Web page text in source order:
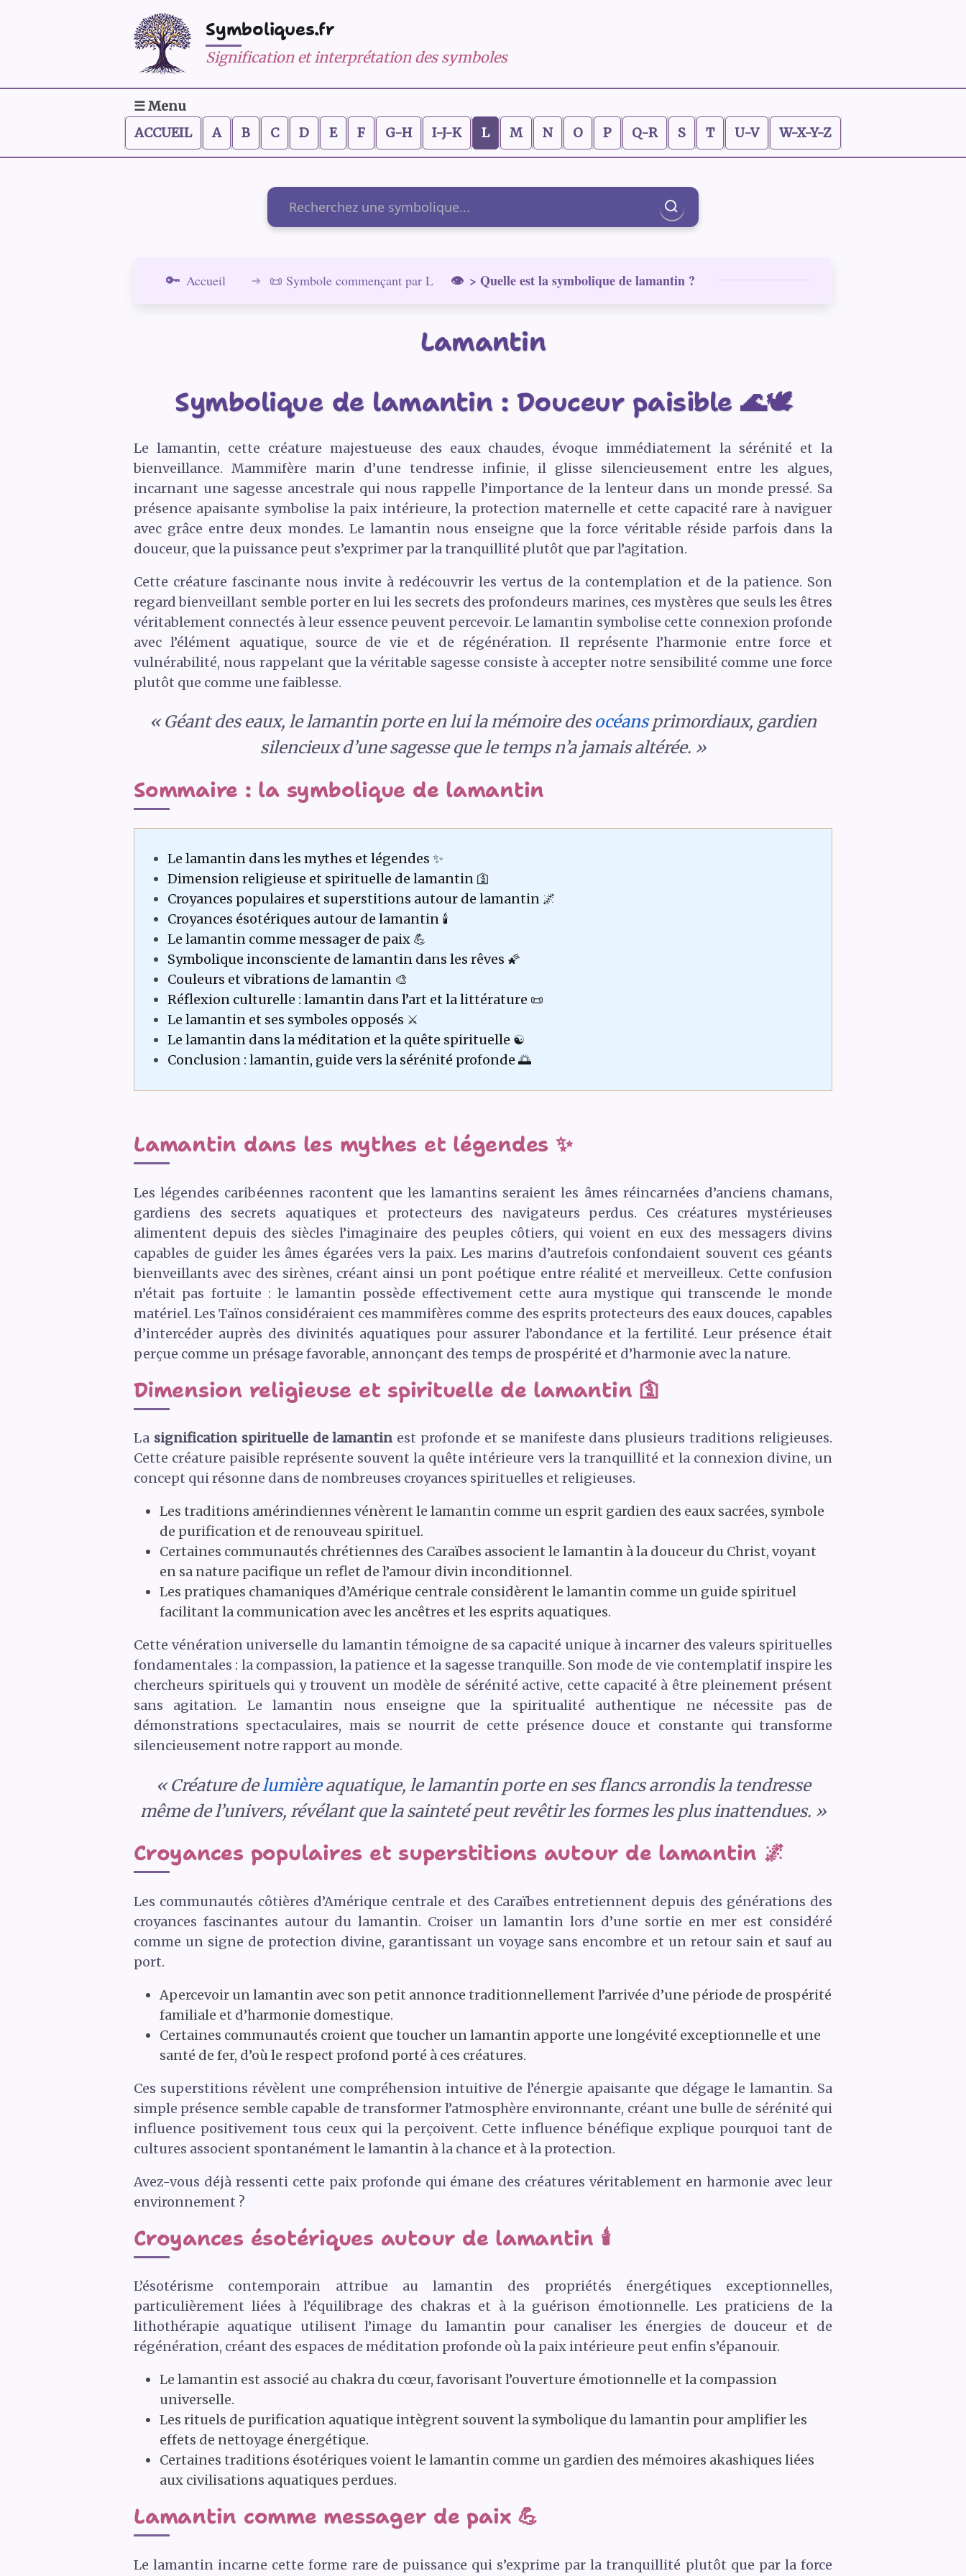
Symboliques.fr
Signification et interprétation des symboles
☰ Menu
ACCUEIL
A B C D E F G-H I-J-K L M N O P Q-R S T U-V W-X-Y-Z
Rechercher
Accueil 📜 Symbole commençant par L > Quelle est la symbolique de lamantin ?
Lamantin
Symbolique de lamantin : Douceur paisible 🌊🕊️
Le lamantin, cette créature majestueuse des eaux chaudes, évoque immédiatement la sérénité et la
bienveillance. Mammifère marin d’une tendresse infinie, il glisse silencieusement entre les algues,
incarnant une sagesse ancestrale qui nous rappelle l’importance de la lenteur dans un monde pressé. Sa
présence apaisante symbolise la paix intérieure, la protection maternelle et cette capacité rare à naviguer
avec grâce entre deux mondes. Le lamantin nous enseigne que la force véritable réside parfois dans la
douceur, que la puissance peut s’exprimer par la tranquillité plutôt que par l’agitation.
Cette créature fascinante nous invite à redécouvrir les vertus de la contemplation et de la patience. Son
regard bienveillant semble porter en lui les secrets des profondeurs marines, ces mystères que seuls les êtres
véritablement connectés à leur essence peuvent percevoir. Le lamantin symbolise cette connexion profonde
avec l’élément aquatique, source de vie et de régénération. Il représente l’harmonie entre force et
vulnérabilité, nous rappelant que la véritable sagesse consiste à accepter notre sensibilité comme une force
plutôt que comme une faiblesse.
« Géant des eaux, le lamantin porte en lui la mémoire desocéansprimordiaux, gardien
silencieux d’une sagesse que le temps n’a jamais altérée. »
Sommaire : la symbolique de lamantin
Le lamantin dans les mythes et légendes ✨
Dimension religieuse et spirituelle de lamantin 🛐
Croyances populaires et superstitions autour de lamantin 🌌
Croyances ésotériques autour de lamantin 🕯️
Le lamantin comme messager de paix 💪
Symbolique inconsciente de lamantin dans les rêves 🌠
Couleurs et vibrations de lamantin 🎨
Réflexion culturelle : lamantin dans l’art et la littérature 📜
Le lamantin et ses symboles opposés ⚔️
Le lamantin dans la méditation et la quête spirituelle ☯️
Conclusion : lamantin, guide vers la sérénité profonde 🌅
Lamantin dans les mythes et légendes ✨
Les légendes caribéennes racontent que les lamantins seraient les âmes réincarnées d’anciens chamans,
gardiens des secrets aquatiques et protecteurs des navigateurs perdus. Ces créatures mystérieuses
alimentent depuis des siècles l’imaginaire des peuples côtiers, qui voient en eux des messagers divins
capables de guider les âmes égarées vers la paix. Les marins d’autrefois confondaient souvent ces géants
bienveillants avec des sirènes, créant ainsi un pont poétique entre réalité et merveilleux. Cette confusion
n’était pas fortuite : le lamantin possède effectivement cette aura mystique qui transcende le monde
matériel. Les Taïnos considéraient ces mammifères comme des esprits protecteurs des eaux douces, capables
d’intercéder auprès des divinités aquatiques pour assurer l’abondance et la fertilité. Leur présence était
perçue comme un présage favorable, annonçant des temps de prospérité et d’harmonie avec la nature.
Dimension religieuse et spirituelle de lamantin 🛐
La signification spirituelle de lamantin est profonde et se manifeste dans plusieurs traditions religieuses.
Cette créature paisible représente souvent la quête intérieure vers la tranquillité et la connexion divine, un
concept qui résonne dans de nombreuses croyances spirituelles et religieuses.
Les traditions amérindiennes vénèrent le lamantin comme un esprit gardien des eaux sacrées, symbole
de purification et de renouveau spirituel.
Certaines communautés chrétiennes des Caraïbes associent le lamantin à la douceur du Christ, voyant
en sa nature pacifique un reflet de l’amour divin inconditionnel.
Les pratiques chamaniques d’Amérique centrale considèrent le lamantin comme un guide spirituel
facilitant la communication avec les ancêtres et les esprits aquatiques.
Cette vénération universelle du lamantin témoigne de sa capacité unique à incarner des valeurs spirituelles
fondamentales : la compassion, la patience et la sagesse tranquille. Son mode de vie contemplatif inspire les
chercheurs spirituels qui y trouvent un modèle de sérénité active, cette capacité à être pleinement présent
sans agitation. Le lamantin nous enseigne que la spiritualité authentique ne nécessite pas de
démonstrations spectaculaires, mais se nourrit de cette présence douce et constante qui transforme
silencieusement notre rapport au monde.
« Créature delumièreaquatique, le lamantin porte en ses flancs arrondis la tendresse
même de l’univers, révélant que la sainteté peut revêtir les formes les plus inattendues. »
Croyances populaires et superstitions autour de lamantin 🌌
Les communautés côtières d’Amérique centrale et des Caraïbes entretiennent depuis des générations des
croyances fascinantes autour du lamantin. Croiser un lamantin lors d’une sortie en mer est considéré
comme un signe de protection divine, garantissant un voyage sans encombre et un retour sain et sauf au
port.
Apercevoir un lamantin avec son petit annonce traditionnellement l’arrivée d’une période de prospérité
familiale et d’harmonie domestique.
Certaines communautés croient que toucher un lamantin apporte une longévité exceptionnelle et une
santé de fer, d’où le respect profond porté à ces créatures.
Ces superstitions révèlent une compréhension intuitive de l’énergie apaisante que dégage le lamantin. Sa
simple présence semble capable de transformer l’atmosphère environnante, créant une bulle de sérénité qui
influence positivement tous ceux qui la perçoivent. Cette influence bénéfique explique pourquoi tant de
cultures associent spontanément le lamantin à la chance et à la protection.
Avez-vous déjà ressenti cette paix profonde qui émane des créatures véritablement en harmonie avec leur
environnement ?
Croyances ésotériques autour de lamantin 🕯️
L’ésotérisme contemporain attribue au lamantin des propriétés énergétiques exceptionnelles,
particulièrement liées à l’équilibrage des chakras et à la guérison émotionnelle. Les praticiens de la
lithothérapie aquatique utilisent l’image du lamantin pour canaliser les énergies de douceur et de
régénération, créant des espaces de méditation profonde où la paix intérieure peut enfin s’épanouir.
Le lamantin est associé au chakra du cœur, favorisant l’ouverture émotionnelle et la compassion
universelle.
Les rituels de purification aquatique intègrent souvent la symbolique du lamantin pour amplifier les
effets de nettoyage énergétique.
Certaines traditions ésotériques voient le lamantin comme un gardien des mémoires akashiques liées
aux civilisations aquatiques perdues.
Lamantin comme messager de paix 💪
Le lamantin incarne cette forme rare de puissance qui s’exprime par la tranquillité plutôt que par la force